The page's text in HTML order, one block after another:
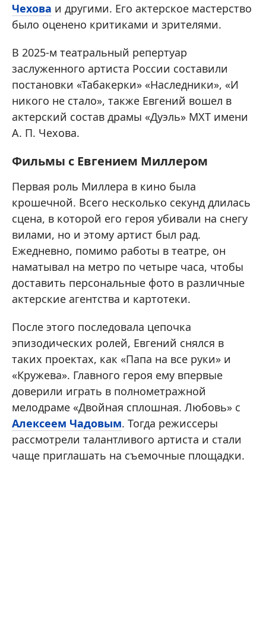
Чехова и другими. Его актерское мастерство
было оценено критиками и зрителями.
В 2025-м театральный репертуар
заслуженного артиста России составили
постановки «Табакерки» «Наследники», «И
никого не стало», также Евгений вошел в
актерский состав драмы «Дуэль» МХТ имени
А. П. Чехова.
Фильмы с Евгением Миллером
Первая роль Миллера в кино была
крошечной. Всего несколько секунд длилась
сцена, в которой его героя убивали на снегу
вилами, но и этому артист был рад.
Ежедневно, помимо работы в театре, он
наматывал на метро по четыре часа, чтобы
доставить персональные фото в различные
актерские агентства и картотеки.
После этого последовала цепочка
эпизодических ролей, Евгений снялся в
таких проектах, как «Папа на все руки» и
«Кружева». Главного героя ему впервые
доверили играть в полнометражной
мелодраме «Двойная сплошная. Любовь» с
Алексеем Чадовым. Тогда режиссеры
рассмотрели талантливого артиста и стали
чаще приглашать на съемочные площадки.